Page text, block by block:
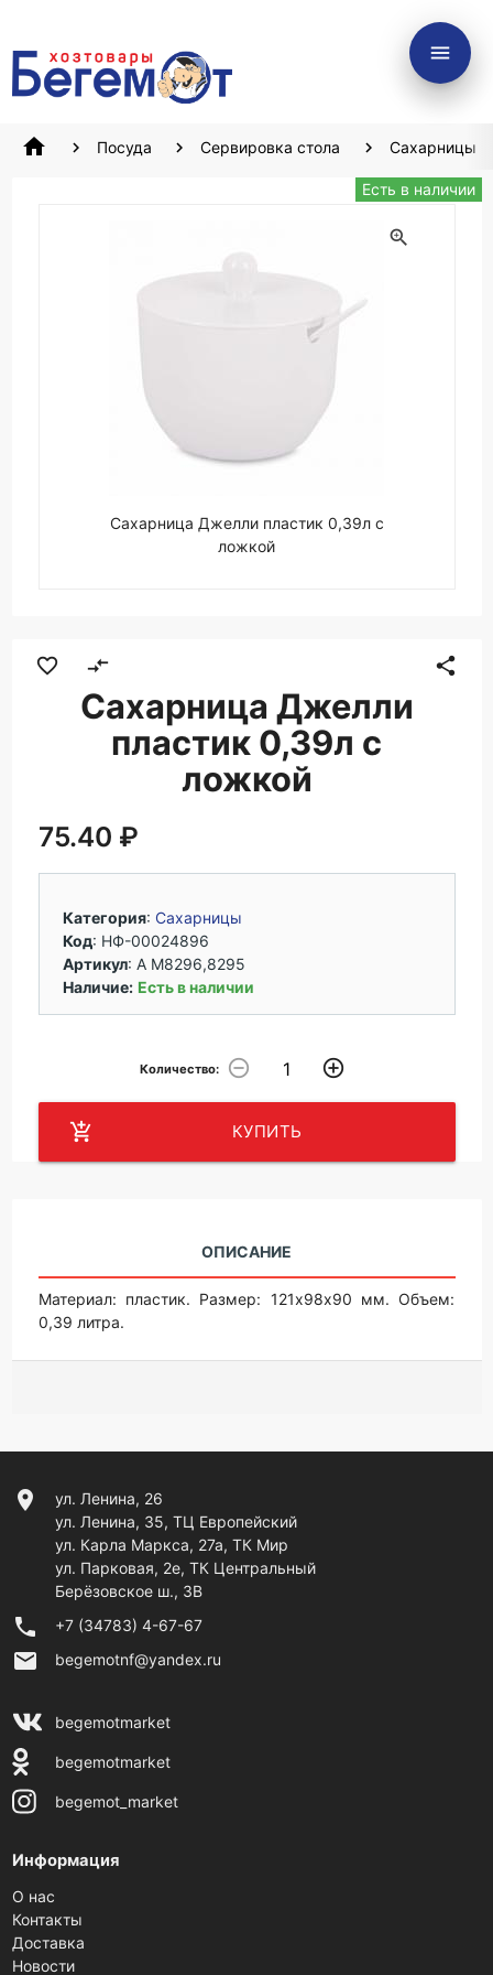
menu
home Посуда Сервировка стола Сахарницы
Есть в наличии
Сахарница Джелли пластик 0,39л с
ложкой
favorite_border compare_arrows share
Сахарница Джелли
пластик 0,39л с
ложкой
75.40 ₽
Категория: Сахарницы
Код: НФ-00024896
Артикул: А М8296,8295
Наличие: Есть в наличии
Количество: remove_circle_outline add_circle_outline
add_shopping_cart КУПИТЬ
ОПИСАНИЕ
Материал: пластик. Размер: 121х98х90 мм. Объем:
0,39 литра.
location_on
ул. Ленина, 26
ул. Ленина, 35, ТЦ Европейский
ул. Карла Маркса, 27а, ТК Мир
ул. Парковая, 2е, ТК Центральный
Берёзовское ш., 3В
phone +7 (34783) 4-67-67
email begemotnf@yandex.ru
begemotmarket
begemotmarket
begemot_market
Информация
О нас
Контакты
Доставка
Новости